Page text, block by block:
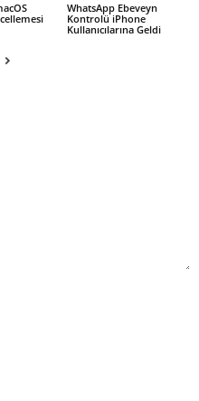
WhatsApp Ebeveyn
Kontrolü iPhone
Kullanıcılarına Geldi